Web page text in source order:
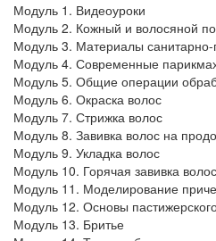
Модуль 1. Видеоуроки
Модуль 2. Кожный и волосяной
Модуль 3. Материалы санитарно-
Модуль 4. Современные
Модуль 5. Общие операции
Модуль 6. Окраска волос
Модуль 7. Стрижка волос
Модуль 8. Завивка волос на
Модуль 9. Укладка волос
Модуль 10. Горячая завивка
Модуль 11. Моделирование
Модуль 12. Основы
Модуль 13. Бритье